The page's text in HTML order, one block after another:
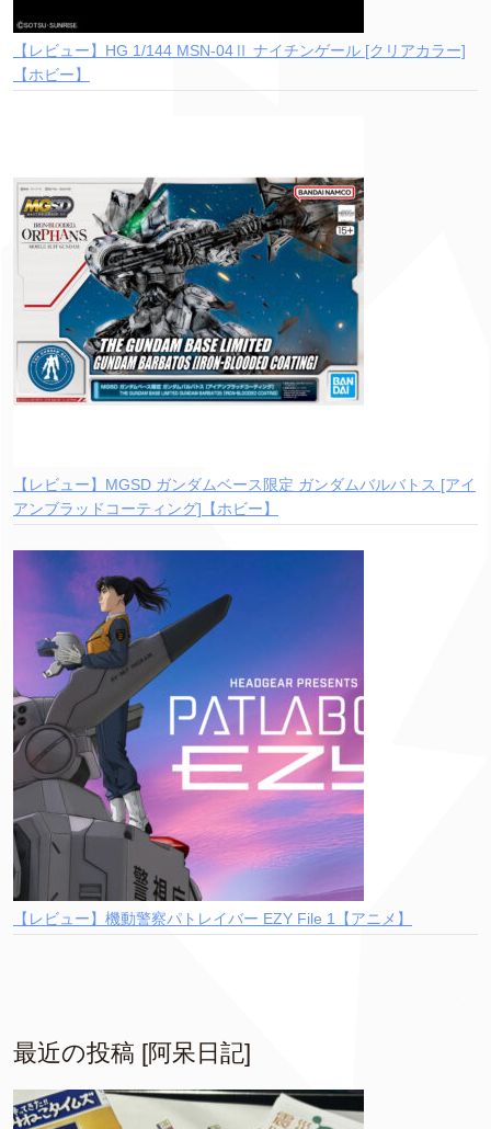
【レビュー】HG 1/144 MSN-04Ⅱ ナイチンゲール [クリアカラー]
【ホビー】
【レビュー】MGSD ガンダムベース限定 ガンダムバルバトス [アイ
アンブラッドコーティング]【ホビー】
【レビュー】機動警察パトレイバー EZY File 1【アニメ】
最近の投稿 [阿呆日記]